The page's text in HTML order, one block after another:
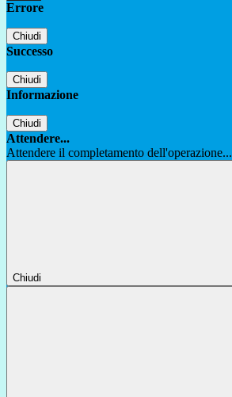
Errore
Chiudi
Successo
Chiudi
Informazione
Chiudi
Attendere...
Attendere il completamento dell'operazione...
Chiudi